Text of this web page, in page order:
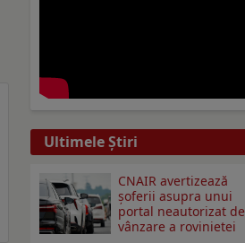
Ultimele Ştiri
CNAIR avertizează
șoferii asupra unui
portal neautorizat de
vânzare a rovinietei